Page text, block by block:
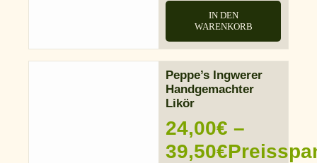
IN DEN
WARENKORB
Peppe’s Ingwerer
Handgemachter
Likör
24,00€ –
39,50€